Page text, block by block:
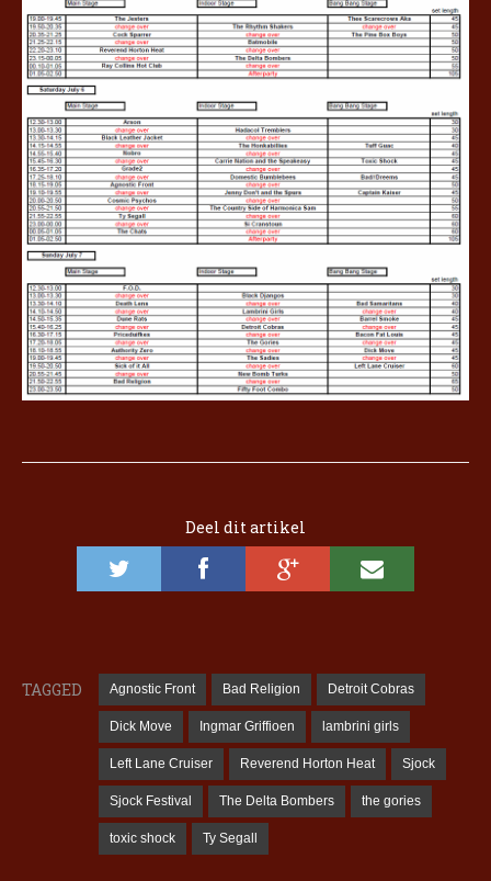
Deel dit artikel
TAGGED Agnostic Front Bad Religion Detroit Cobras
Dick Move Ingmar Griffioen lambrini girls
Left Lane Cruiser Reverend Horton Heat Sjock
Sjock Festival The Delta Bombers the gories
toxic shock Ty Segall